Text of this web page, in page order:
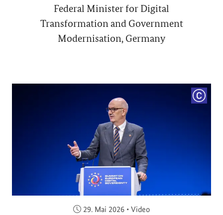
Federal Minister for Digital
Transformation and Government
Modernisation, Germany
Veröffentlicht am:
29. Mai 2026 • Video